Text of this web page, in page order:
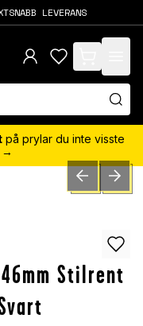
LEVERANS
items in cart,
på prylar du inte visste
→
PREVIOUSNEXT
46mm Stilrent